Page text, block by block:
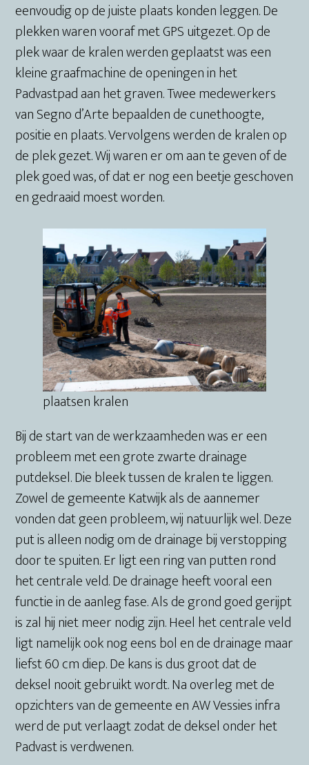
eenvoudig op de juiste plaats konden leggen. De
plekken waren vooraf met GPS uitgezet. Op de
plek waar de kralen werden geplaatst was een
kleine graafmachine de openingen in het
Padvastpad aan het graven. Twee medewerkers
van Segno d’Arte bepaalden de cunethoogte,
positie en plaats. Vervolgens werden de kralen op
de plek gezet. Wij waren er om aan te geven of de
plek goed was, of dat er nog een beetje geschoven
en gedraaid moest worden.
plaatsen kralen
Bij de start van de werkzaamheden was er een
probleem met een grote zwarte drainage
putdeksel. Die bleek tussen de kralen te liggen.
Zowel de gemeente Katwijk als de aannemer
vonden dat geen probleem, wij natuurlijk wel. Deze
put is alleen nodig om de drainage bij verstopping
door te spuiten. Er ligt een ring van putten rond
het centrale veld. De drainage heeft vooral een
functie in de aanleg fase. Als de grond goed gerijpt
is zal hij niet meer nodig zijn. Heel het centrale veld
ligt namelijk ook nog eens bol en de drainage maar
liefst 60 cm diep. De kans is dus groot dat de
deksel nooit gebruikt wordt. Na overleg met de
opzichters van de gemeente en AW Vessies infra
werd de put verlaagt zodat de deksel onder het
Padvast is verdwenen.